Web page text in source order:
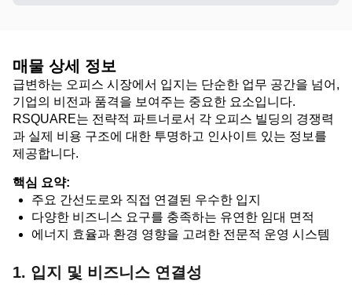
매물 상세 정보
급변하는 오피스 시장에서 입지는 단순한 업무 공간을 넘어,
기업의 비전과 품격을 보여주는 중요한 요소입니다.
RSQUARE는 전략적 파트너로서 각 오피스 빌딩의 경쟁력
과 실제 비용 구조에 대한 투명하고 인사이트 있는 정보를
제공합니다.
핵심 요약:
주요 간선도로와 직접 연결된 우수한 입지
다양한 비즈니스 요구를 충족하는 유연한 임대 면적
에너지 효율과 환경 영향을 고려한 전문적 운영 시스템
1. 입지 및 비즈니스 연결성